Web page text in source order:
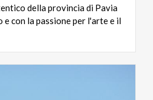
della provincia di Pavia
con la passione per l'arte e il